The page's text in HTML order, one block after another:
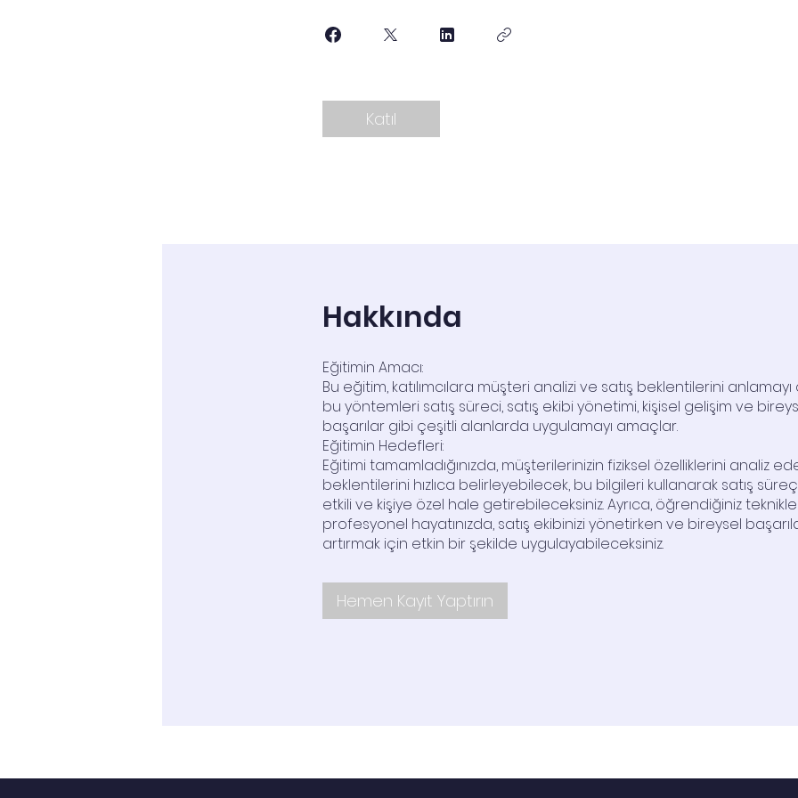
Katıl
Hakkında
Eğitimin Amacı:
Bu eğitim, katılımcılara müşteri analizi ve satış beklentilerini
bu yöntemleri satış süreci, satış ekibi yönetimi, kişisel gelişim ve
başarılar gibi çeşitli alanlarda uygulamayı amaçlar.
Eğitimin Hedefleri:
Eğitimi tamamladığınızda, müşterilerinizin fiziksel özelliklerini analiz
beklentilerini hızlıca belirleyebilecek, bu bilgileri kullanarak satış
etkili ve kişiye özel hale getirebileceksiniz. Ayrıca, öğrendiğiniz
profesyonel hayatınızda, satış ekibinizi yönetirken ve bireysel
artırmak için etkin bir şekilde uygulayabileceksiniz.
Hemen Kayıt Yaptırın